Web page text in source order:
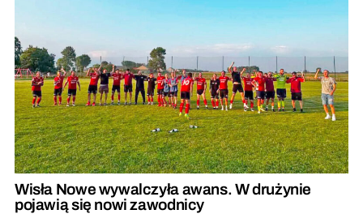
Wisła Nowe wywalczyła awans. W drużynie
pojawią się nowi zawodnicy